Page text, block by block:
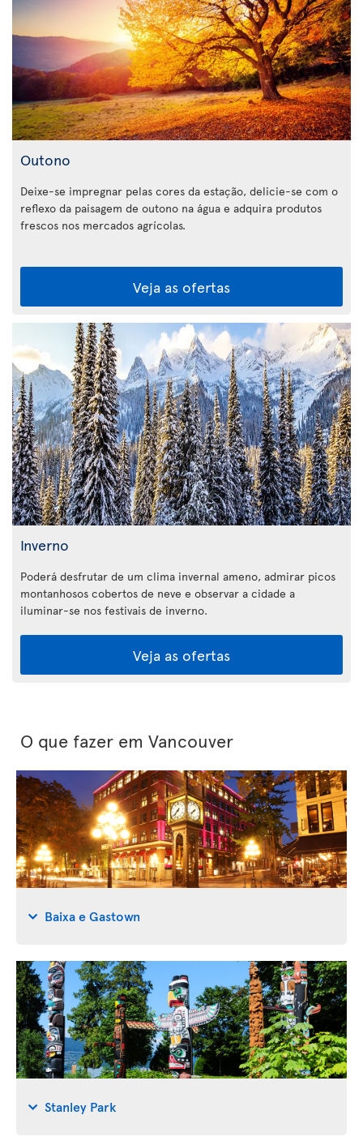
Outono
Deixe-se impregnar pelas cores da estação, delicie-se com o
reflexo da paisagem de outono na água e adquira produtos
frescos nos mercados agrícolas.
Veja as ofertas
Inverno
Poderá desfrutar de um clima invernal ameno, admirar picos
montanhosos cobertos de neve e observar a cidade a
iluminar-se nos festivais de inverno.
Veja as ofertas
O que fazer em Vancouver
Baixa e Gastown
Stanley Park